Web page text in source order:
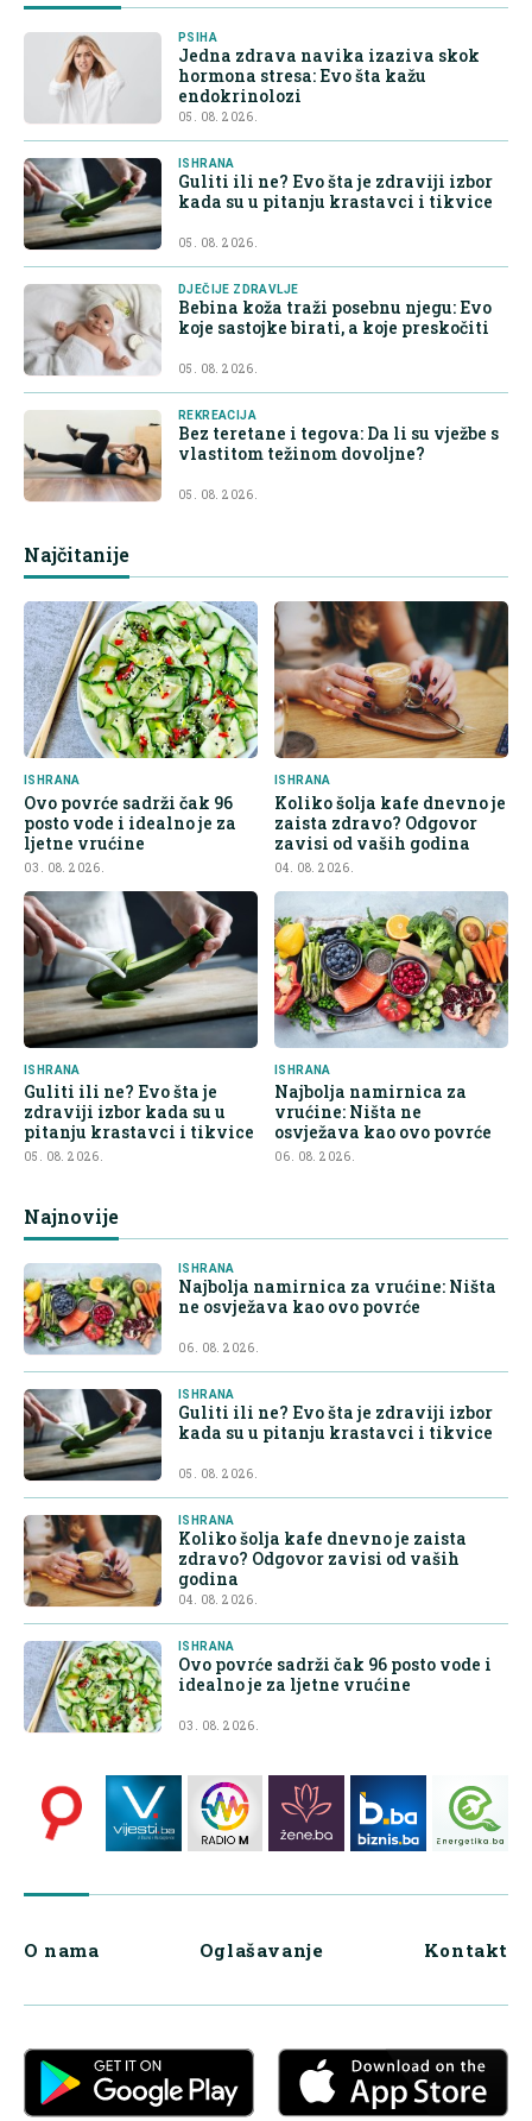
PSIHA
Jedna zdrava navika izaziva skok
hormona stresa: Evo šta kažu
endokrinolozi
05. 08. 2026.
ISHRANA
Guliti ili ne? Evo šta je zdraviji izbor
kada su u pitanju krastavci i tikvice
05. 08. 2026.
DJEČIJE ZDRAVLJE
Bebina koža traži posebnu njegu: Evo
koje sastojke birati, a koje preskočiti
05. 08. 2026.
REKREACIJA
Bez teretane i tegova: Da li su vježbe s
vlastitom težinom dovoljne?
05. 08. 2026.
Najčitanije
ISHRANA
Ovo povrće sadrži čak 96
posto vode i idealno je za
ljetne vrućine
03. 08. 2026.
ISHRANA
Koliko šolja kafe dnevno je
zaista zdravo? Odgovor
zavisi od vaših godina
04. 08. 2026.
ISHRANA
Guliti ili ne? Evo šta je
zdraviji izbor kada su u
pitanju krastavci i tikvice
05. 08. 2026.
ISHRANA
Najbolja namirnica za
vrućine: Ništa ne
osvježava kao ovo povrće
06. 08. 2026.
Najnovije
ISHRANA
Najbolja namirnica za vrućine: Ništa
ne osvježava kao ovo povrće
06. 08. 2026.
ISHRANA
Guliti ili ne? Evo šta je zdraviji izbor
kada su u pitanju krastavci i tikvice
05. 08. 2026.
ISHRANA
Koliko šolja kafe dnevno je zaista
zdravo? Odgovor zavisi od vaših
godina
04. 08. 2026.
ISHRANA
Ovo povrće sadrži čak 96 posto vode i
idealno je za ljetne vrućine
03. 08. 2026.
O nama Oglašavanje Kontakt